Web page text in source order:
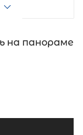
на панораме